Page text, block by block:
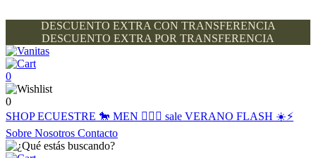
DESCUENTO EXTRA CON TRANSFERENCIA
DESCUENTO EXTRA POR TRANSFERENCIA
0
0
SHOPECUESTRE 🐎 MEN 🙋🏽‍♂️ sale VERANO FLASH ☀️⚡️
Sobre Nosotros Contacto